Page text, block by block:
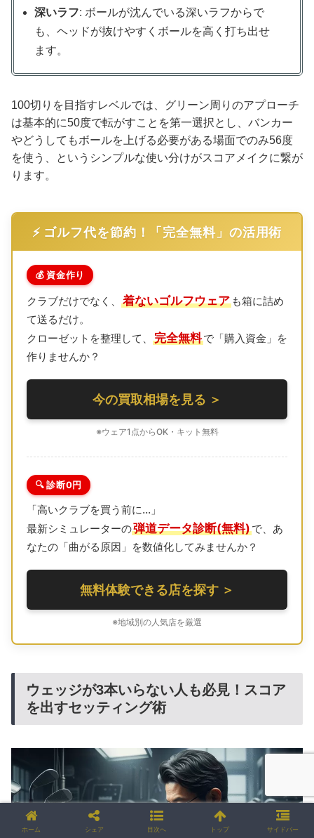
深いラフ: ボールが沈んでいる深いラフからで
も、ヘッドが抜けやすくボールを高く打ち出せ
ます。
100切りを目指すレベルでは、グリーン周りのアプローチ
は基本的に50度で転がすことを第一選択とし、バンカー
やどうしてもボールを上げる必要がある場面でのみ56度
を使う、というシンプルな使い分けがスコアメイクに繋が
ります。
⚡️ ゴルフ代を節約！「完全無料」の活用術
💰 資金作り
クラブだけでなく、 着ないゴルフウェア も箱に詰め
て送るだけ。
クローゼットを整理して、
完全無料で「購入資金」を
作りませんか？
今の買取相場を見る ＞
※ウェア1点からOK・キット無料
🔍 診断0円
「高いクラブを買う前に…」
最新シミュレーターの弾道データ診断(無料)で、あ
なたの「曲がる原因」を数値化してみませんか？
無料体験できる店を探す ＞
※地域別の人気店を厳選
ウェッジが3本いらない人も必見！スコア
を出すセッティング術
ホーム シェア 目次へ トップ サイドバー